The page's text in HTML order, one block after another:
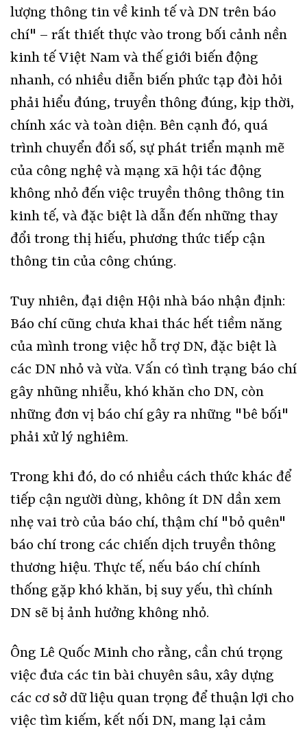
lượng thông tin về kinh tế và DN trên báo
chí" – rất thiết thực vào trong bối cảnh nền
kinh tế Việt Nam và thế giới biến động
nhanh, có nhiều diễn biến phức tạp đòi hỏi
phải hiểu đúng, truyền thông đúng, kịp thời,
chính xác và toàn diện. Bên cạnh đó, quá
trình chuyển đổi số, sự phát triển mạnh mẽ
của công nghệ và mạng xã hội tác động
không nhỏ đến việc truyền thông thông tin
kinh tế, và đặc biệt là dẫn đến những thay
đổi trong thị hiếu, phương thức tiếp cận
thông tin của công chúng.
Tuy nhiên, đại diện Hội nhà báo nhận định:
Báo chí cũng chưa khai thác hết tiềm năng
của mình trong việc hỗ trợ DN, đặc biệt là
các DN nhỏ và vừa. Vấn có tình trạng báo chí
gây nhũng nhiễu, khó khăn cho DN, còn
những đơn vị báo chí gây ra những "bê bối"
phải xử lý nghiêm.
Trong khi đó, do có nhiều cách thức khác để
tiếp cận người dùng, không ít DN dần xem
nhẹ vai trò của báo chí, thậm chí "bỏ quên"
báo chí trong các chiến dịch truyền thông
thương hiệu. Thực tế, nếu báo chí chính
thống gặp khó khăn, bị suy yếu, thì chính
DN sẽ bị ảnh hưởng không nhỏ.
Ông Lê Quốc Minh cho rằng, cần chú trọng
việc đưa các tin bài chuyên sâu, xây dựng
các cơ sở dữ liệu quan trọng để thuận lợi cho
việc tìm kiếm, kết nối DN, mang lại cảm